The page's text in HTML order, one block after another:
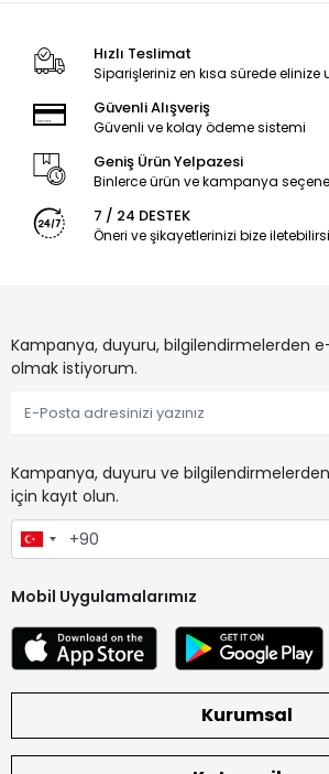
Hızlı Teslimat
Siparişleriniz en kısa sürede elinize
Güvenli Alışveriş
Güvenli ve kolay ödeme sistemi
Geniş Ürün Yelpazesi
Binlerce ürün ve kampanya
7 / 24 DESTEK
Öneri ve şikayetlerinizi bize
Kampanya, duyuru, bilgilendirmelerden
olmak istiyorum.
Kampanya, duyuru ve
için kayıt olun.
Mobil Uygulamalarımız
Kurumsal